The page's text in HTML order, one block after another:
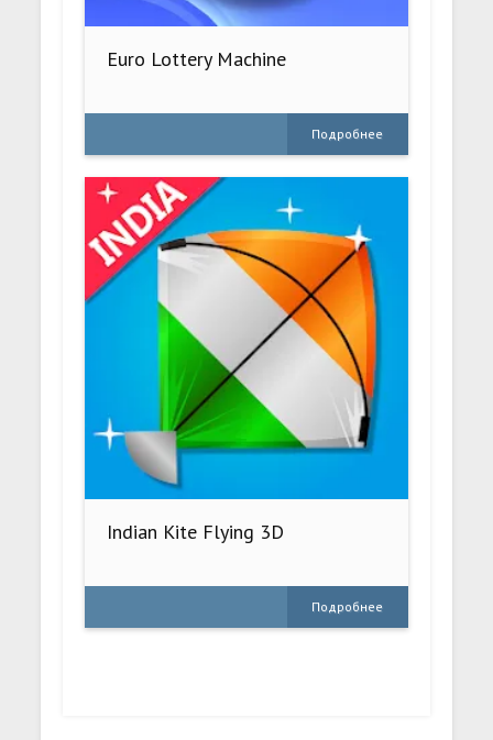
Euro Lottery Machine
Подробнее
Indian Kite Flying 3D
Подробнее